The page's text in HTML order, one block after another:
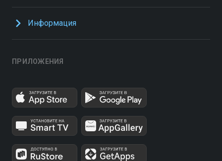
Информация
ПРИЛОЖЕНИЯ